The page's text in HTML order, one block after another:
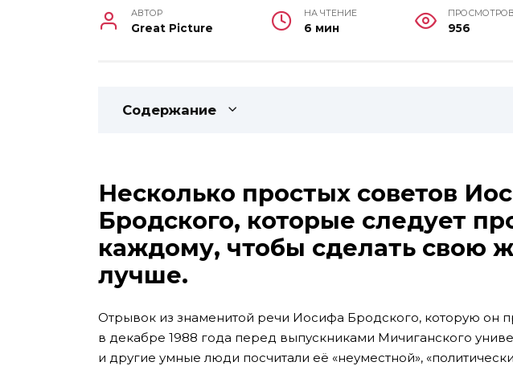
АВТОР
Great Picture
НА ЧТЕНИЕ
6 мин
ПРОСМОТРОВ
956
Содержание
Несколько простых советов
Бродского, которые следует
каждому, чтобы сделать свою
лучше.
Отрывок из знаменитой речи Иосифа Бродского, которую он
в декабре 1988 года перед выпускниками Мичиганского
и другие умные люди посчитали её «неуместной»,